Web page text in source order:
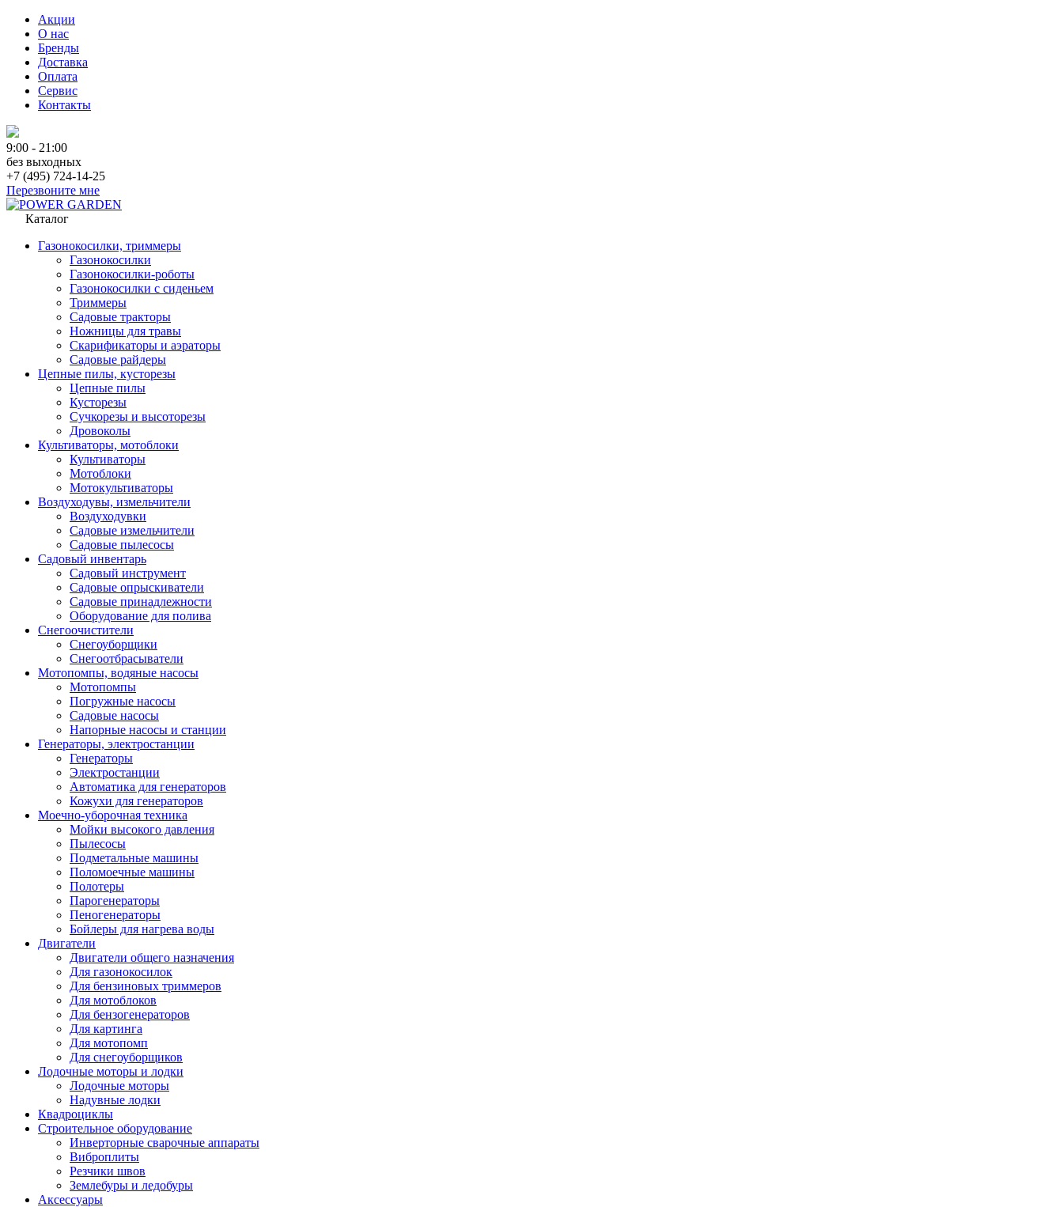
Акции
О нас
Бренды
Доставка
Оплата
Сервис
Контакты
9:00 - 21:00
без выходных
+7 (495) 724-14-25
Перезвоните мне
Каталог
Газонокосилки, триммеры
Газонокосилки
Газонокосилки-роботы
Газонокосилки с сиденьем
Триммеры
Садовые тракторы
Ножницы для травы
Скарификаторы и аэраторы
Садовые райдеры
Цепные пилы, кусторезы
Цепные пилы
Кусторезы
Сучкорезы и высоторезы
Дровоколы
Культиваторы, мотоблоки
Культиваторы
Мотоблоки
Мотокультиваторы
Воздуходувы, измельчители
Воздуходувки
Садовые измельчители
Садовые пылесосы
Садовый инвентарь
Садовый инструмент
Садовые опрыскиватели
Садовые принадлежности
Оборудование для полива
Снегоочистители
Снегоуборщики
Снегоотбрасыватели
Мотопомпы, водяные насосы
Мотопомпы
Погружные насосы
Садовые насосы
Напорные насосы и станции
Генераторы, электростанции
Генераторы
Электростанции
Автоматика для генераторов
Кожухи для генераторов
Моечно-уборочная техника
Мойки высокого давления
Пылесосы
Подметальные машины
Поломоечные машины
Полотеры
Парогенераторы
Пеногенераторы
Бойлеры для нагрева воды
Двигатели
Двигатели общего назначения
Для газонокосилок
Для бензиновых триммеров
Для мотоблоков
Для бензогенераторов
Для картинга
Для мотопомп
Для снегоуборщиков
Лодочные моторы и лодки
Лодочные моторы
Надувные лодки
Квадроциклы
Строительное оборудование
Инверторные сварочные аппараты
Виброплиты
Резчики швов
Землебуры и ледобуры
Аксессуары